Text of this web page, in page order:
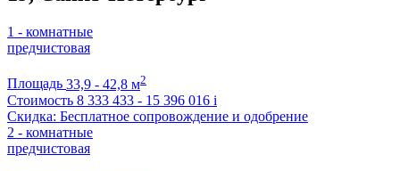
1 - комнатные
предчистовая
Площадь 33,9 - 42,8 м2
Стоимость 8 333 433 - 15 396 016 i
Скидка: Бесплатное сопровождение и одобрение
2 - комнатные
предчистовая